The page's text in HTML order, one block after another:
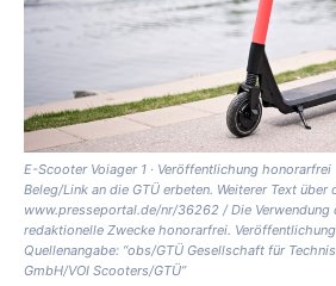
E-Scooter Voiager 1 · Veröffentlichung honorarfrei
Beleg/Link an die GTÜ erbeten. Weiterer Text über
www.presseportal.de/nr/36262 / Die Verwendung
redaktionelle Zwecke honorarfrei.
Quellenangabe: “obs/GTÜ Gesellschaft für
GmbH/VOI Scooters/GTÜ”